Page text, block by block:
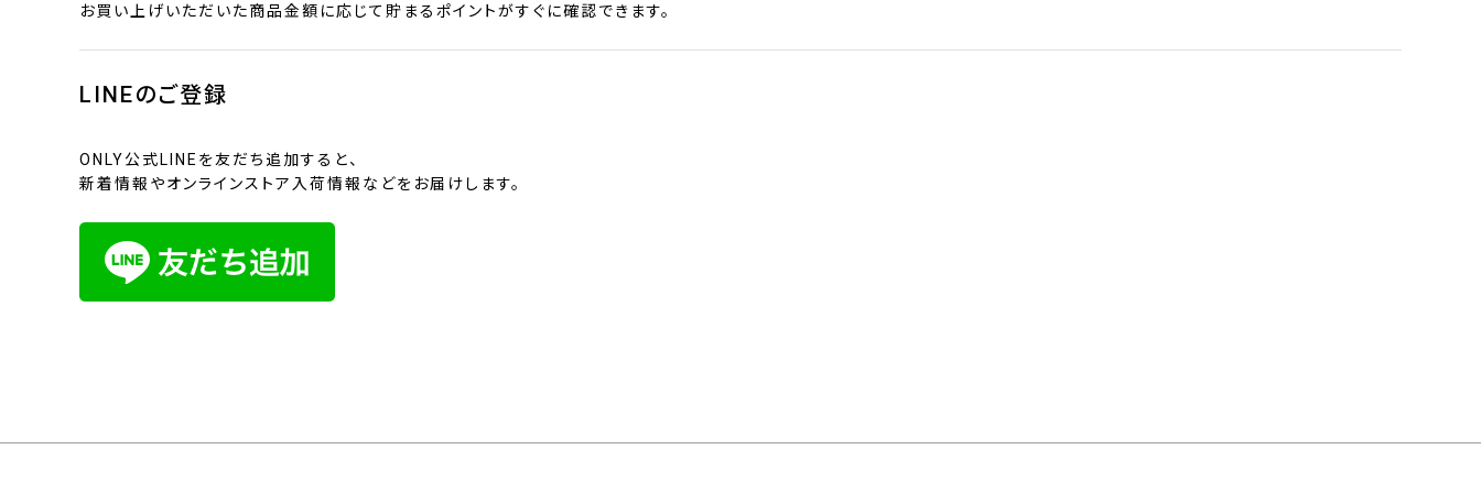
お買い上げいただいた商品金額に応じて貯まるポイントがすぐに確認できます。
LINEのご登録
ONLY公式LINEを友だち追加すると、
新着情報やオンラインストア入荷情報などをお届けします。